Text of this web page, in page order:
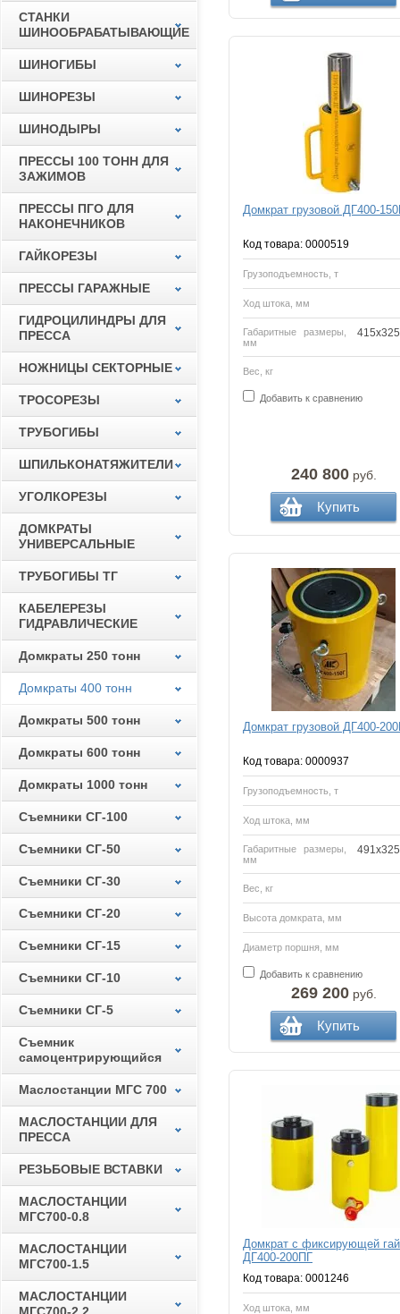
Домкрат грузовой ДГ400-
Код товара: 0000519
Грузоподъемность, т
Ход штока, мм
Габаритные размеры,
мм
Вес, кг
Добавить к сравнению
240 800руб.
Купить
Домкрат грузовой ДГ400-
Код товара: 0000937
Грузоподъемность, т
Ход штока, мм
Габаритные размеры,
мм
Вес, кг
Высота домкрата, мм
Диаметр поршня, мм
Добавить к сравнению
269 200руб.
Купить
Домкрат с фиксирующей
ДГ400-200ПГ
Код товара: 0001246
Ход штока, мм
СТАНКИ
ШИНООБРАБАТЫВАЮЩИЕ
ШИНОГИБЫ
ШИНОРЕЗЫ
ШИНОДЫРЫ
ПРЕССЫ 100 ТОНН ДЛЯ
ЗАЖИМОВ
ПРЕССЫ ПГО ДЛЯ
НАКОНЕЧНИКОВ
ГАЙКОРЕЗЫ
ПРЕССЫ ГАРАЖНЫЕ
ГИДРОЦИЛИНДРЫ ДЛЯ
ПРЕССА
НОЖНИЦЫ СЕКТОРНЫЕ
ТРОСОРЕЗЫ
ТРУБОГИБЫ
ШПИЛЬКОНАТЯЖИТЕЛИ
УГОЛКОРЕЗЫ
ДОМКРАТЫ
УНИВЕРСАЛЬНЫЕ
ТРУБОГИБЫ ТГ
КАБЕЛЕРЕЗЫ
ГИДРАВЛИЧЕСКИЕ
Домкраты 250 тонн
Домкраты 400 тонн
Домкраты 500 тонн
Домкраты 600 тонн
Домкраты 1000 тонн
Съемники СГ-100
Съемники СГ-50
Съемники СГ-30
Съемники СГ-20
Съемники СГ-15
Съемники СГ-10
Съемники СГ-5
Съемник
самоцентрирующийся
Маслостанции МГС 700
МАСЛОСТАНЦИИ ДЛЯ
ПРЕССА
РЕЗЬБОВЫЕ ВСТАВКИ
МАСЛОСТАНЦИИ
МГС700-0.8
МАСЛОСТАНЦИИ
МГС700-1.5
МАСЛОСТАНЦИИ